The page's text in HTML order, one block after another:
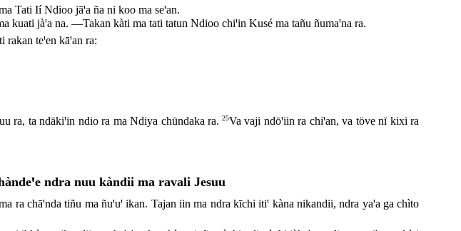
Tati Ií Ndioo jāꞌa ña ni koo ma seꞌan.
kuati jàꞌa na. ―Takan kàti ma tati tatun Ndioo chiꞌin Kusé ma tañu ñumaꞌna ra.
teꞌen kāꞌan ra:
ra, ta ndākiꞌin ndio ra ma Ndiya chūndaka ra. 25Va vaji ndōꞌiin ra chiꞌan, va töve nī kixi ra
ndra nuu kàndii ma ravali Jesuu
chāꞌnda tiñu ma ñuꞌuꞌ ikan. Tajan iin ma ndra kīchi itiꞌ kàna nikandii, ndra yaꞌa ga chìto